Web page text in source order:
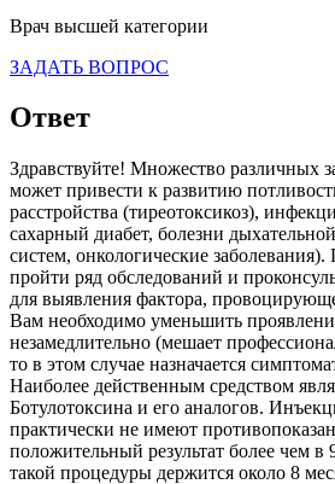
Врач высшей категории
ЗАДАТЬ ВОПРОС
Ответ
Здравствуйте! Множество различных
может привести к развитию
расстройства (тиреотоксикоз),
сахарный диабет, болезни
систем, онкологические
пройти ряд обследований и
для выявления фактора,
Вам необходимо уменьшить
незамедлительно (мешает
то в этом случае назначается
Наиболее действенным средством
Ботулотоксина и его аналогов.
практически не имеют
положительный результат более чем в
такой процедуры держится около 8